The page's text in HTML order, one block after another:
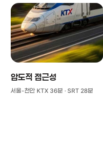
압도적 접근성
서울-천안 KTX 36분 · SRT 28분